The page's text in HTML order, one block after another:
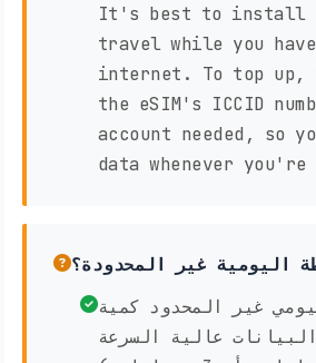
It's best to install
travel while you
internet. To top up,
the eSIM's ICCID
account needed, so
data whenever
اليومية غير المحدودة؟
غير المحدود كمية
عالية السرعة